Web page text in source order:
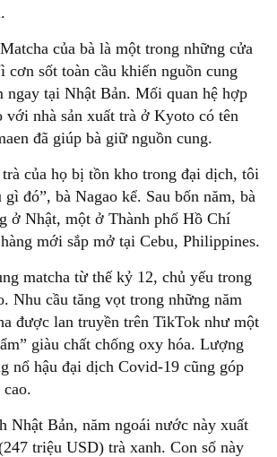
của bà là một trong những cửa
cơn sốt toàn cầu khiến nguồn cung
ngay tại Nhật Bản. Mối quan hệ hợp
với nhà sản xuất trà ở Kyoto có tên
đã giúp bà giữ nguồn cung.
của họ bị tồn kho trong đại dịch, tôi
đó”, bà Nagao kể. Sau bốn năm, bà
ở Nhật, một ở Thành phố Hồ Chí
mới sắp mở tại Cebu, Philippines.
matcha từ thế kỷ 12, chủ yếu trong
Nhu cầu tăng vọt trong những năm
được lan truyền trên TikTok như một
giàu chất chống oxy hóa. Lượng
nổ hậu đại dịch Covid-19 cũng góp
Nhật Bản, năm ngoái nước này xuất
triệu USD) trà xanh. Con số này